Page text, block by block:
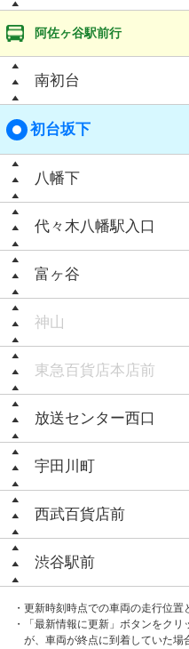
阿佐ヶ谷駅前行
南初台
初台坂下
八幡下
代々木八幡駅入口
富ヶ谷
神山
東急百貨店本店前
放送センター西口
宇田川町
西武百貨店前
渋谷駅前
・更新時刻時点での車両の走行位置
・「最新情報に更新」ボタンをク
が、車両が終点に到着していた